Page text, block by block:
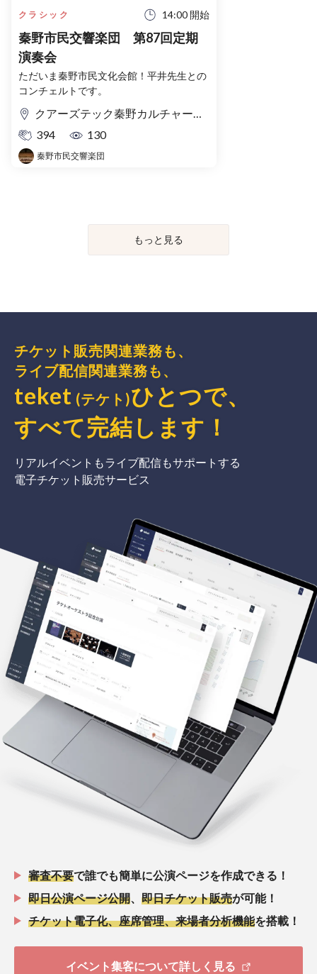
クラシック 14:00 開始
秦野市民交響楽団 第87回定期
演奏会
ただいま秦野市民文化会館！平井先生との
コンチェルトです。
クアーズテック秦野カルチャーホール（秦野市文化会館）大ホール
394
130
秦野市民交響楽団
もっと見る
チケット販売関連業務も、
ライブ配信関連業務も、
teket (テケト)ひとつで、
すべて完結 します ！
リアルイベントもライブ配信もサポートする
電子チケット販売サービス
審査不要で誰でも簡単に公演ページを作成できる！
即日公演ページ公開
即日チケット販売が可能！
チケット電子化、座席管理、来場者分析機能を搭載！
イベント集客について詳しく見る